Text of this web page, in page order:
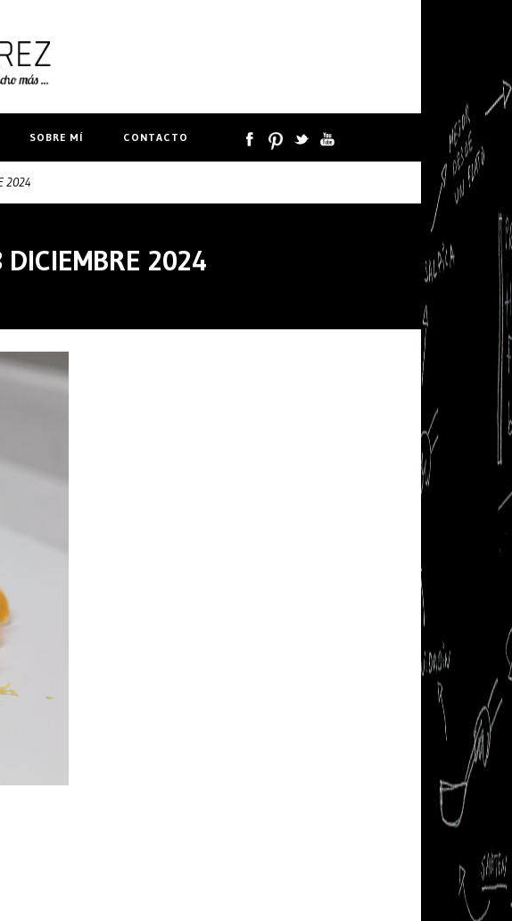
SOBRE MÍ CONTACTO
2024
DICIEMBRE 2024